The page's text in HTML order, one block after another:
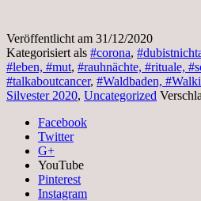
Veröffentlicht am 31/12/2020
Kategorisiert als #corona,
#leben, #mut, #rauhnächte, #rituale,
#talkaboutcancer, #Waldbaden,
Silvester 2020, Uncategorized
Facebook
Twitter
G+
YouTube
Pinterest
Instagram